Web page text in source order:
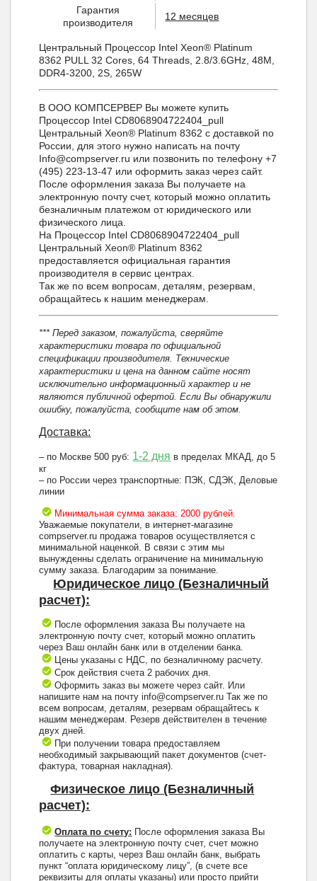
Гарантия
производителя
12 месяцев
Центральный Процессор Intel Xeon® Platinum
8362 PULL 32 Cores, 64 Threads, 2.8/3.6GHz, 48M,
DDR4-3200, 2S, 265W
В ООО КОМПСЕРВЕР Вы можете купить
Процессор Intel CD8068904722404_pull
Центральный Xeon® Platinum 8362 с доставкой по
России, для этого нужно написать на почту
Info@compserver.ru или позвонить по телефону +7
(495) 223-13-47 или оформить заказ через сайт.
После оформления заказа Вы получаете на
электронную почту счет, который можно оплатить
безналичным платежом от юридического или
физического лица.
На Процессор Intel CD8068904722404_pull
Центральный Xeon® Platinum 8362
предоставляется официальная гарантия
производителя в сервис центрах.
Так же по всем вопросам, деталям, резервам,
обращайтесь к нашим менеджерам.
*** Перед заказом, пожалуйста, сверяйте
характеристики товара по официальной
спецификации производителя. Технические
характеристики и цена на данном сайте носят
исключительно информационный характер и не
являются публичной офертой. Если Вы обнаружили
ошибку, пожалуйста, сообщите нам об этом.
Доставка:
– по Москве 500 руб: 1-2 дня в пределах МКАД, до 5
кг
– по России через транспортные: ПЭК, СДЭК, Деловые
линии
Минимальная сумма заказа: 2000 рублей.
Уважаемые покупатели, в интернет-магазине
compserver.ru продажа товаров осуществляется с
минимальной наценкой. В связи с этим мы
вынужденны сделать ограничение на минимальную
сумму заказа. Благодарим за понимание.
Юридическое лицо (Безналичный
расчет):
После оформления заказа Вы получаете на
электронную почту счет, который можно оплатить
через Ваш онлайн банк или в отделении банка.
Цены указаны с НДС, по безналичному расчету.
Срок действия счета 2 рабочих дня.
Оформить заказ вы можете через сайт. Или
напишите нам на почту info@compserver.ru Так же по
всем вопросам, деталям, резервам обращайтесь к
нашим менеджерам. Резерв действителен в течение
двух дней.
При получении товара предоставляем
необходимый закрывающий пакет документов (счет-
фактура, товарная накладная).
Физическое лицо (Безналичный
расчет):
Оплата по счету: После оформления заказа Вы
получаете на электронную почту счет, счет можно
оплатить с карты, через Ваш онлайн банк, выбрать
пункт “оплата юридическому лицу”, (в счете все
реквизиты для оплаты указаны) или просто прийти